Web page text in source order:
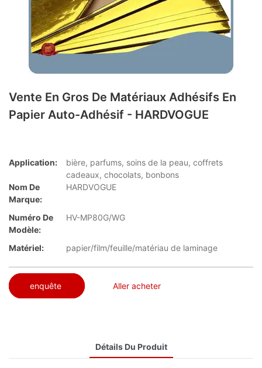
Vente En Gros De Matériaux Adhésifs En
Papier Auto-Adhésif - HARDVOGUE
Application:
bière, parfums, soins de la peau, coffrets
cadeaux, chocolats, bonbons
Nom De
Marque:
HARDVOGUE
Numéro De
Modèle:
HV-MP80G/WG
Matériel: papier/film/feuille/matériau de laminage
enquête Aller acheter
Détails Du Produit